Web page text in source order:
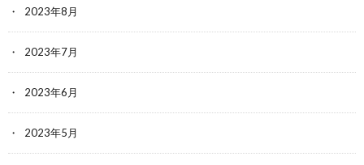
2023年8月
2023年7月
2023年6月
2023年5月